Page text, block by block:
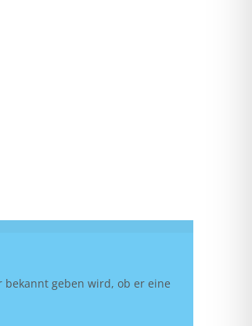
bekannt geben wird, ob er eine